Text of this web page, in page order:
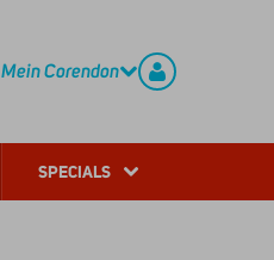
Mein Corendon
SPECIALS